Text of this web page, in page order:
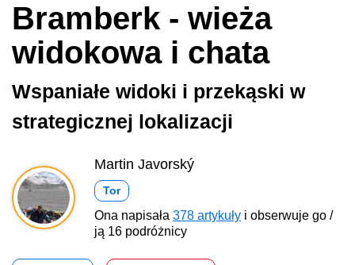
Bramberk - wieża
widokowa i chata
Wspaniałe widoki i przekąski w
strategicznej lokalizacji
Martin Javorský
Tor
Ona napisała 378 artykuły i obserwuje go /
ją 16 podróżnicy